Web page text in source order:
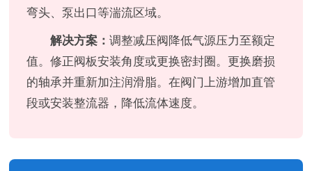
弯头、泵出口等湍流区域。
解决方案：调整减压阀降低气源压力至额定
值。修正阀板安装角度或更换密封圈。更换磨损
的轴承并重新加注润滑脂。在阀门上游增加直管
段或安装整流器，降低流体速度。